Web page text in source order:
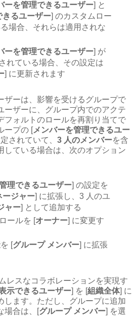
ーを管理できるユーザー] と
るユーザー] のカスタムロー
場合、それらは適用されな
ーを管理できるユーザー] が
れている場合、その設定は
] に更新されます
ザーは、影響を受けるグループで
ーザーに、グループ内でのアクテ
フォルトのロールを再割り当てで
ープの [メンバーを管理できるユー
されていて、 3 人のメンバーを含
している場合は、次のオプション
理できるユーザー] の設定を
ージャー] に拡張し、3 人のユ
ャー] として追加する
ールを [オーナー] に変更す
[グループ メンバー] に拡張
レスなコラボレーションを実現す
示できるユーザー] を [組織全体] に
します。ただし、グループに追加
場合は、[グループ メンバー] を選